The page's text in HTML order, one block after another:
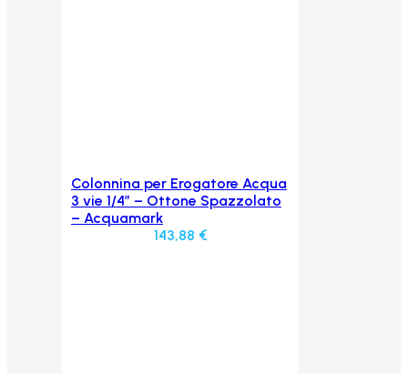
Aggiungi al carrello
Colonnina per Erogatore Acqua
3 vie 1/4” – Ottone Spazzolato
– Acquamark
143,88 €